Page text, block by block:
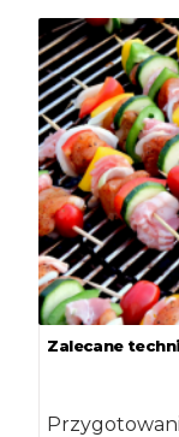
Zalecane